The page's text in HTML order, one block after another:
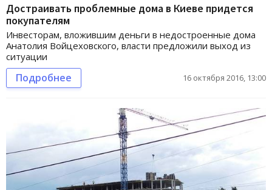
Достраивать проблемные дома в Киеве придется
покупателям
Инвесторам, вложившим деньги в недостроенные дома
Анатолия Войцеховского, власти предложили выход из
ситуации
Подробнее 16 октября 2016, 13:00